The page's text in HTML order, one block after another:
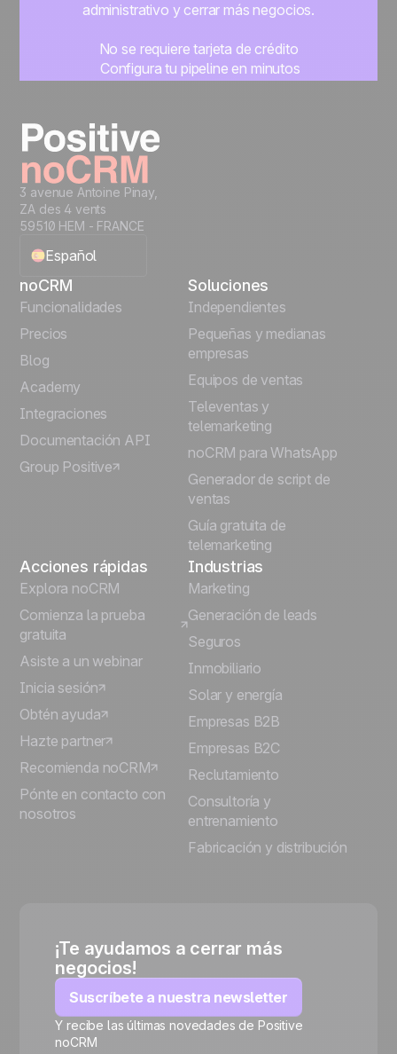
administrativo y cerrar más negocios.
No se requiere tarjeta de crédito
Configura tu pipeline en minutos
3 avenue Antoine Pinay,
ZA des 4 vents
59510 HEM - FRANCE
Español
English
Português
Italiano
Deutsch
noCRM
Funcionalidades
Precios
Blog
Academy
Integraciones
Documentación API
Group Positive
Soluciones
Independientes
Pequeñas y medianas
empresas
Equipos de ventas
Televentas y
telemarketing
noCRM para WhatsApp
Generador de script de
ventas
Guía gratuita de
telemarketing
Acciones rápidas
Explora noCRM
Comienza la prueba
gratuita
Asiste a un webinar
Inicia sesión
Obtén ayuda
Hazte partner
Recomienda noCRM
Pónte en contacto con
nosotros
Industrias
Marketing
Generación de leads
Seguros
Inmobiliario
Solar y energía
Empresas B2B
Empresas B2C
Reclutamiento
Consultoría y
entrenamiento
Fabricación y distribución
¡Te ayudamos a cerrar más
negocios!
Suscríbete a nuestra newsletter
Y recibe las últimas novedades de Positive
noCRM